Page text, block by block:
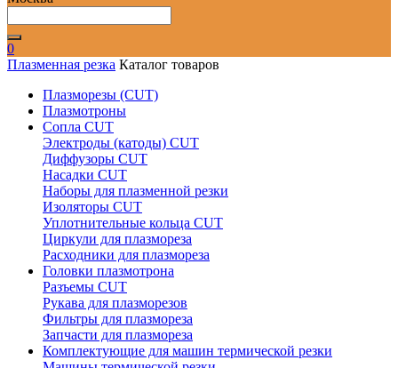
0
Плазменная резка Каталог товаров
Плазморезы (CUT)
Плазмотроны
Сопла CUT
Электроды (катоды) CUT
Диффузоры CUT
Насадки CUT
Наборы для плазменной резки
Изоляторы CUT
Уплотнительные кольца CUT
Циркули для плазмореза
Расходники для плазмореза
Головки плазмотрона
Разъемы CUT
Рукава для плазморезов
Фильтры для плазмореза
Запчасти для плазмореза
Комплектующие для машин термической резки